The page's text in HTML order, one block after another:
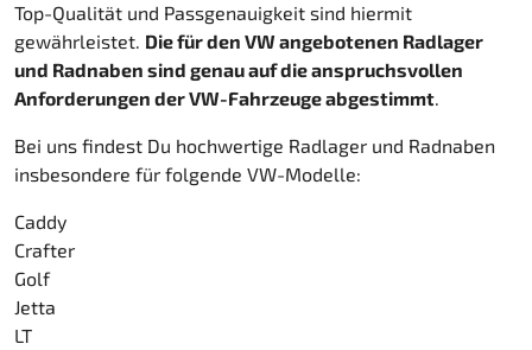
Top-Qualität und Passgenauigkeit sind hiermit
gewährleistet. Die für den VW angebotenen Radlager
und Radnaben sind genau auf die anspruchsvollen
Anforderungen der VW-Fahrzeuge abgestimmt
Bei uns findest Du hochwertige Radlager und Radnaben
insbesondere für folgende VW-Modelle:
Caddy
Crafter
Golf
Jetta
LT